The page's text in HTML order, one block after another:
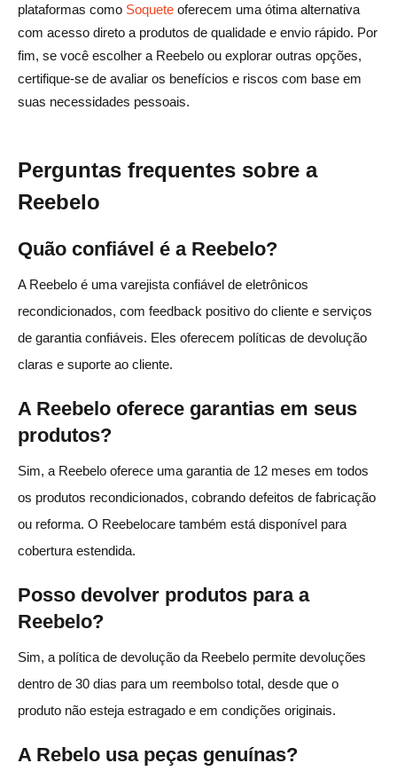
plataformas como Soquete oferecem uma ótima alternativa
com acesso direto a produtos de qualidade e envio rápido. Por
fim, se você escolher a Reebelo ou explorar outras opções,
certifique-se de avaliar os benefícios e riscos com base em
suas necessidades pessoais.
Perguntas frequentes sobre a
Reebelo
Quão confiável é a Reebelo?
A Reebelo é uma varejista confiável de eletrônicos
recondicionados, com feedback positivo do cliente e serviços
de garantia confiáveis. Eles oferecem políticas de devolução
claras e suporte ao cliente.
A Reebelo oferece garantias em seus
produtos?
Sim, a Reebelo oferece uma garantia de 12 meses em todos
os produtos recondicionados, cobrando defeitos de fabricação
ou reforma. O Reebelocare também está disponível para
cobertura estendida.
Posso devolver produtos para a
Reebelo?
Sim, a política de devolução da Reebelo permite devoluções
dentro de 30 dias para um reembolso total, desde que o
produto não esteja estragado e em condições originais.
A Rebelo usa peças genuínas?